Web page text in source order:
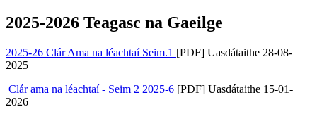
2025-2026 Teagasc na Gaeilge
2025-26 Clár Ama na léachtaí Seim.1 [PDF] Uasdátaithe 28-08-
2025
Clár ama na léachtaí - Seim 2 2025-6 [PDF] Uasdátaithe 15-01-
2026